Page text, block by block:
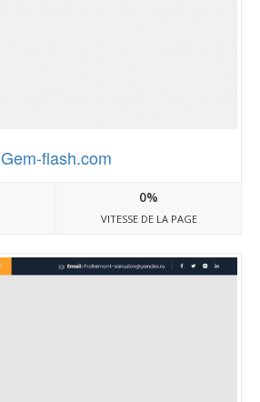
Gem-flash.com
0%
VITESSE DE LA PAGE